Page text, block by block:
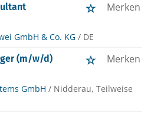
Merken
GmbH & Co. KG / DE
(m/w/d)
Merken
GmbH / Nidderau, Teilweise